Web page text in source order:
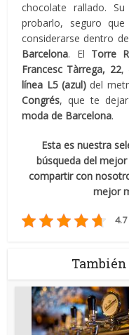
chocolate rallado. Su
probarlo, seguro
considerarse dentro
Barcelona. El Torre
Francesc Tàrrega, 22,
línea L5 (azul) del
Congrés, que te
moda de Barcelona.
Esta es nuestra
búsqueda del
compartir con
mejor
4.7